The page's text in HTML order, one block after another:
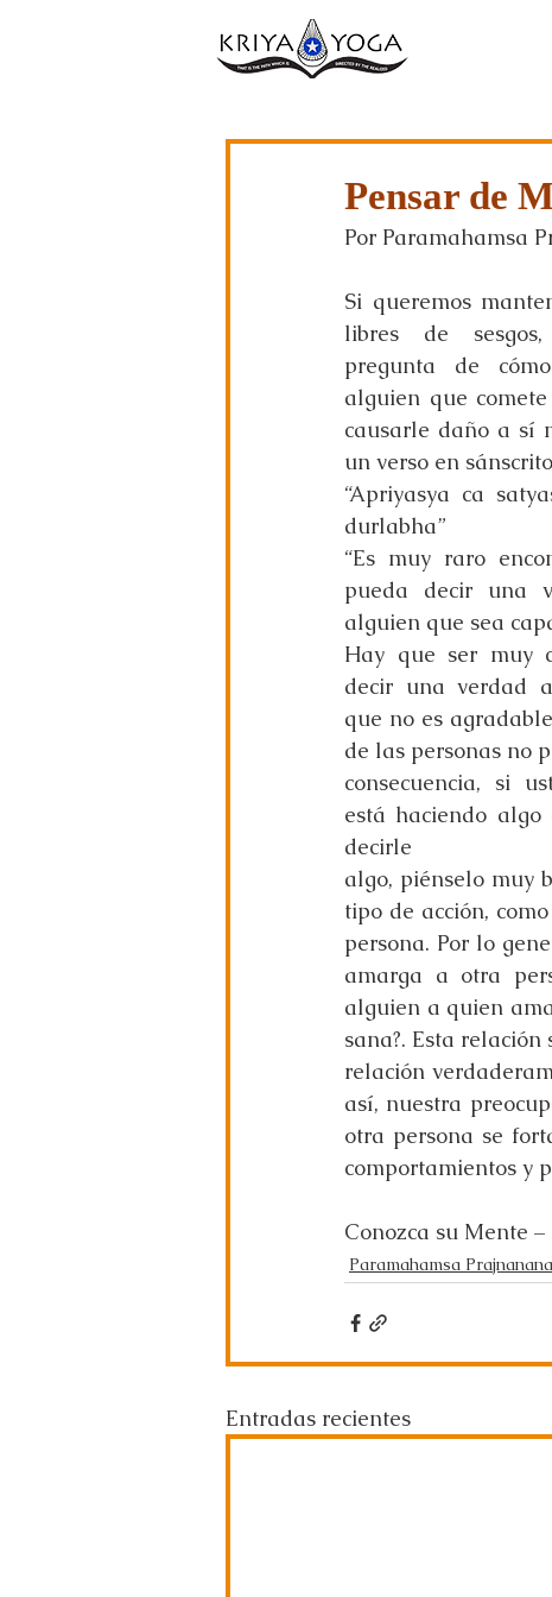
Pensar de
Por Paramahamsa
Si queremos
libres de
pregunta de
alguien que
causarle daño a sí
un verso en
“Apriyasya ca
durlabha”
“Es muy raro
pueda decir una
alguien que sea
Hay que ser muy
decir una verdad
que no es
de las personas no
consecuencia, si
está haciendo algo
decirle
algo, piénselo muy
tipo de acción,
persona. Por lo
amarga a otra
alguien a quien
sana?. Esta
relación
así, nuestra
otra persona se
comportamientos y
Conozca su Mente
Paramahamsa
Entradas recientes